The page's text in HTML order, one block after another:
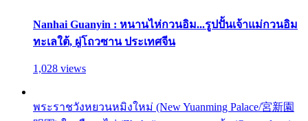
Nanhai Guanyin : หนานไห่กวนอิม...รูปปั้นเจ้าแม่กวนอิม
ทะเลใต้, ผู่โถวซาน ประเทศจีน
1,028 views
พระราชวังหยวนหมิงใหม่ (New Yuanming Palace/宮新園